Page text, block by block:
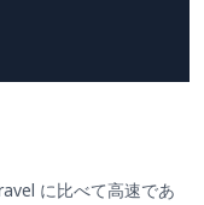
に比べて高速であ